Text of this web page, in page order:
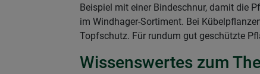
Beispiel mit einer Bindeschnur, damit die
im Windhager-Sortiment. Bei
Topfschutz. Für rundum gut geschützte
Wissenswertes zum